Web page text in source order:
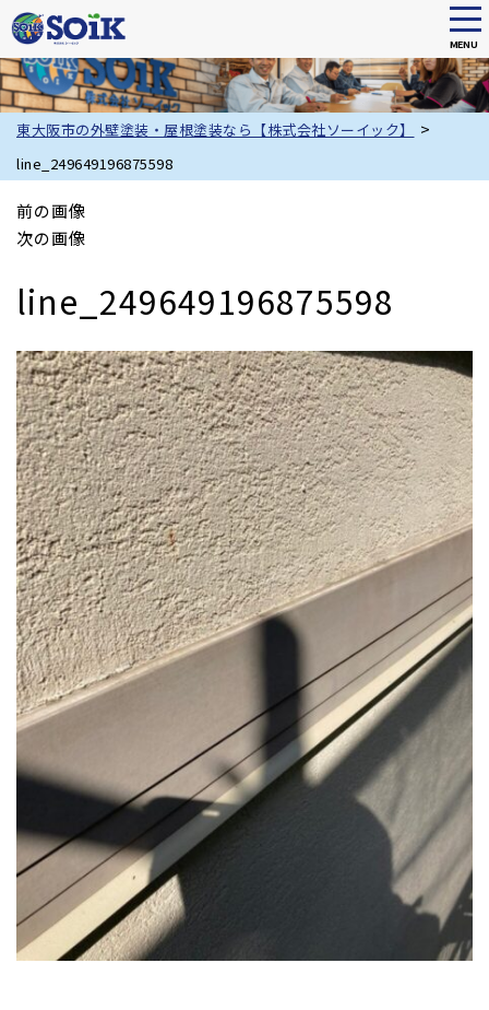
Skip
to
main
content
MENU
東大阪市の外壁塗装・屋根塗装なら【株式会社ソーイック】 >
line_249649196875598
前の画像
次の画像
line_249649196875598